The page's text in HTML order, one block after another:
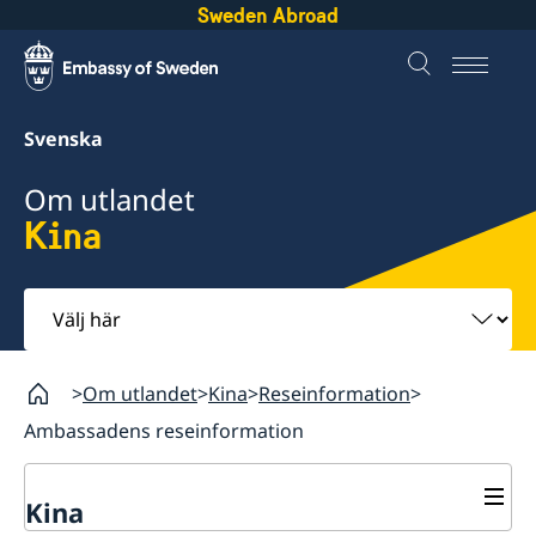
Sweden Abroad
Svenska
Om utlandet
Kina
Välj
här
Om utlandet Kina Reseinformation
Ambassadens reseinformation
Kina